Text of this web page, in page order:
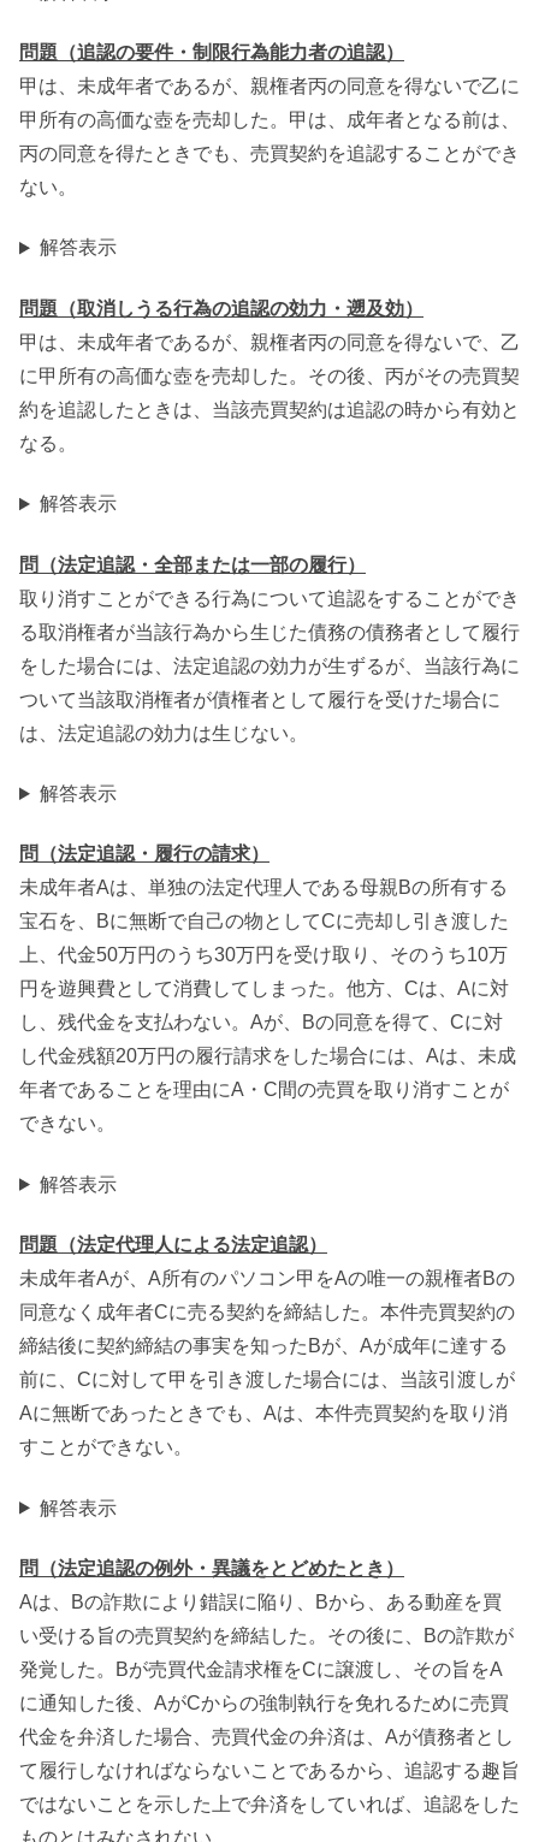
問題（追認の要件・制限行為能力者の追認）
甲は、未成年者であるが、親権者丙の同意を得ないで乙に
甲所有の高価な壺を売却した。甲は、成年者となる前は、
丙の同意を得たときでも、売買契約を追認することができ
ない。
解答表示
問題（取消しうる行為の追認の効力・遡及効）
甲は、未成年者であるが、親権者丙の同意を得ないで、乙
に甲所有の高価な壺を売却した。その後、丙がその売買契
約を追認したときは、当該売買契約は追認の時から有効と
なる。
解答表示
問（法定追認・全部または一部の履行）
取り消すことができる行為について追認をすることができ
る取消権者が当該行為から生じた債務の債務者として履行
をした場合には、法定追認の効力が生ずるが、当該行為に
ついて当該取消権者が債権者として履行を受けた場合に
は、法定追認の効力は生じない。
解答表示
問（法定追認・履行の請求）
未成年者Aは、単独の法定代理人である母親Bの所有する
宝石を、Bに無断で自己の物としてCに売却し引き渡した
上、代金50万円のうち30万円を受け取り、そのうち10万
円を遊興費として消費してしまった。他方、Cは、Aに対
し、残代金を支払わない。Aが、Bの同意を得て、Cに対
し代金残額20万円の履行請求をした場合には、Aは、未成
年者であることを理由にA・C間の売買を取り消すことが
できない。
解答表示
問題（法定代理人による法定追認）
未成年者Aが、A所有のパソコン甲をAの唯一の親権者Bの
同意なく成年者Cに売る契約を締結した。本件売買契約の
締結後に契約締結の事実を知ったBが、Aが成年に達する
前に、Cに対して甲を引き渡した場合には、当該引渡しが
Aに無断であったときでも、Aは、本件売買契約を取り消
すことができない。
解答表示
問（法定追認の例外・異議をとどめたとき）
Aは、Bの詐欺により錯誤に陥り、Bから、ある動産を買
い受ける旨の売買契約を締結した。その後に、Bの詐欺が
発覚した。Bが売買代金請求権をCに譲渡し、その旨をA
に通知した後、AがCからの強制執行を免れるために売買
代金を弁済した場合、売買代金の弁済は、Aが債務者とし
て履行しなければならないことであるから、追認する趣旨
ではないことを示した上で弁済をしていれば、追認をした
ものとはみなされない。